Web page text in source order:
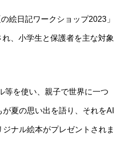
絵日記ワークショップ2023」
、小学生と保護者を主な対象
等を使い、親子で世界に一つ
夏の思い出を語り、それをAI
ナル絵本がプレゼントされま